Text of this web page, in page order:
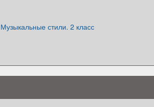
Музыкальные стили. 2 класс